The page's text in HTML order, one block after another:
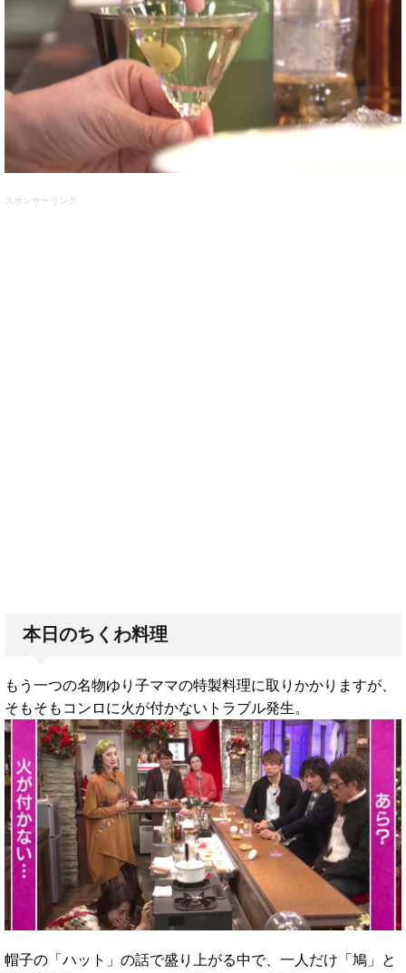
スポンサーリンク
本日のちくわ料理
もう一つの名物ゆり子ママの特製料理に取りかかりますが、
そもそもコンロに火が付かないトラブル発生。
帽子の「ハット」の話で盛り上がる中で、一人だけ「鳩」と